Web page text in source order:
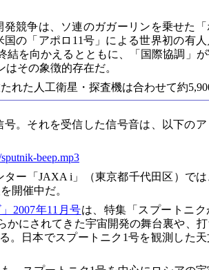
競争は、ソ連のガガーリンを乗せた
の「アポロ11号」による世界初の有
結を向かえるとともに、「国際協調」
その象徴的存在だ。
れた人工衛星・探査機は合わせて約
。それを受信した信号音は、以下の
beep.mp3
ター「JAXA i」（東京都千代田区）で
開催中だ。
」2007年11月号は、特集「スプートニ
かにされてきた宇宙開発の舞台裏や、
。日本でスプートニク1号を観測した